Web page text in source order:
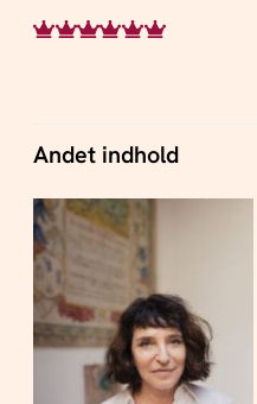
Andet indhold